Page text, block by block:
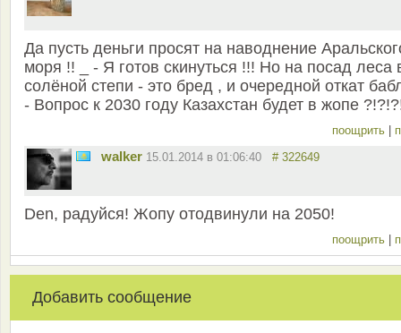
Да пусть деньги просят на наводнение
моря !! _ - Я готов скинуться !!! Но на посад леса
солёной степи - это бред , и очередной откат
- Вопрос к 2030 году Казахстан будет в жопе
поощрить
walker 15.01.2014 в 01:06:40 # 322649
Den, радуйся! Жопу отодвинули на 2050!
поощрить
Добавить сообщение